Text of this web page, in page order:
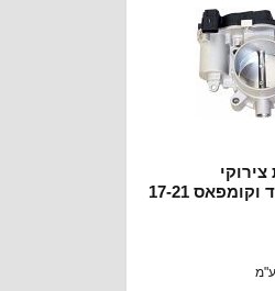
KL+רינגאייד וקומפאס 17-21